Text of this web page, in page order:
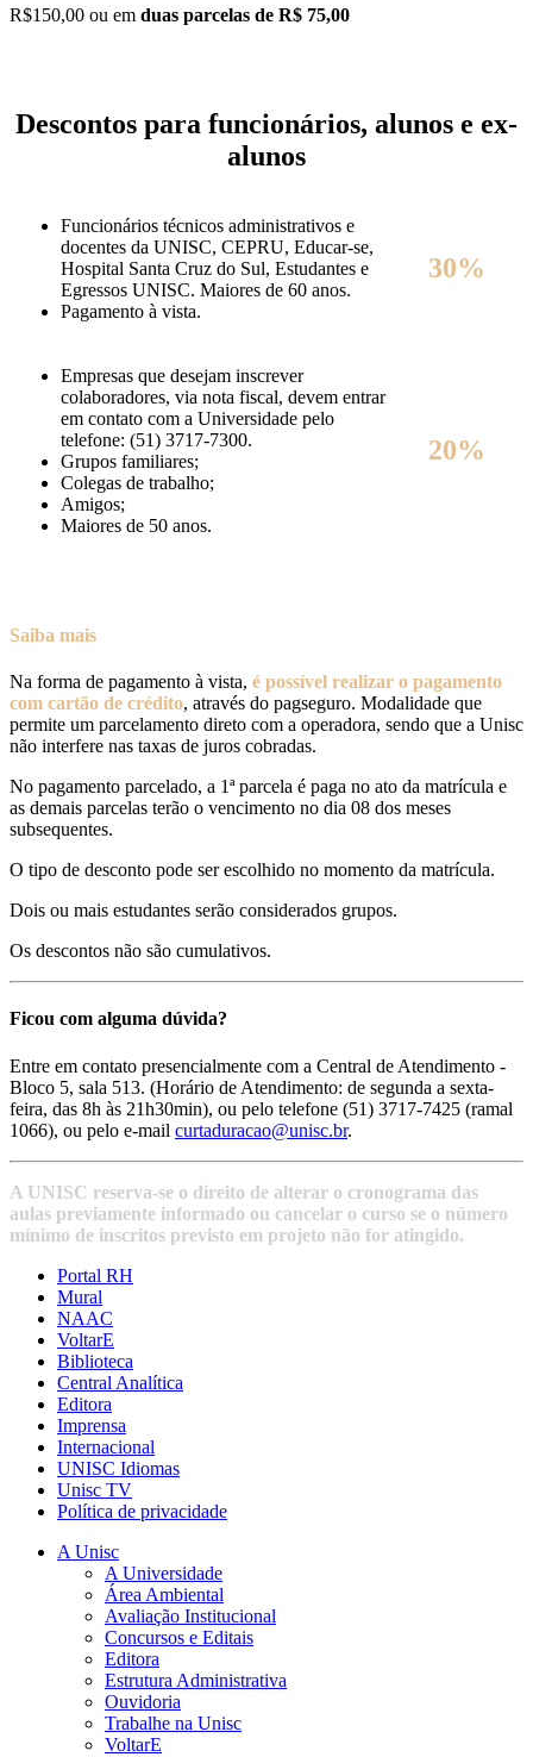
R$150,00 ou em duas parcelas de R$ 75,00
Descontos para funcionários, alunos e ex-
alunos
Funcionários técnicos administrativos e
docentes da UNISC, CEPRU, Educar-se,
Hospital Santa Cruz do Sul, Estudantes e
Egressos UNISC. Maiores de 60 anos.
Pagamento à vista.
30%
Empresas que desejam inscrever
colaboradores, via nota fiscal, devem entrar
em contato com a Universidade pelo
telefone: (51) 3717-7300.
Grupos familiares;
Colegas de trabalho;
Amigos;
Maiores de 50 anos.
20%
Saiba mais
Na forma de pagamento à vista, é possível realizar o pagamento
com cartão de crédito, através do pagseguro. Modalidade que
permite um parcelamento direto com a operadora, sendo que a Unisc
não interfere nas taxas de juros cobradas.
No pagamento parcelado, a 1ª parcela é paga no ato da matrícula e
as demais parcelas terão o vencimento no dia 08 dos meses
subsequentes.
O tipo de desconto pode ser escolhido no momento da matrícula.
Dois ou mais estudantes serão considerados grupos.
Os descontos não são cumulativos.
Ficou com alguma dúvida?
Entre em contato presencialmente com a Central de Atendimento -
Bloco 5, sala 513. (Horário de Atendimento: de segunda a sexta-
feira, das 8h às 21h30min), ou pelo telefone (51) 3717-7425 (ramal
1066), ou pelo e-mail curtaduracao@unisc.br.
A UNISC reserva-se o direito de alterar o cronograma das
aulas previamente informado ou cancelar o curso se o número
mínimo de inscritos previsto em projeto não for atingido.
Portal RH
Mural
NAAC
VoltarE
Biblioteca
Central Analítica
Editora
Imprensa
Internacional
UNISC Idiomas
Unisc TV
Política de privacidade
A Unisc
A Universidade
Área Ambiental
Avaliação Institucional
Concursos e Editais
Editora
Estrutura Administrativa
Ouvidoria
Trabalhe na Unisc
VoltarE